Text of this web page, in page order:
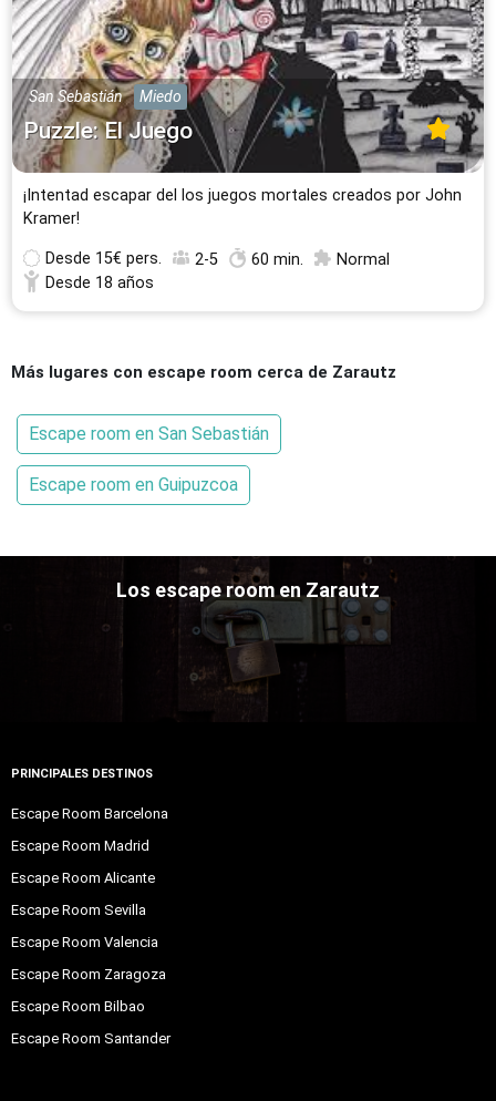
San Sebastián Miedo
Puzzle: El Juego
¡Intentad escapar del los juegos mortales creados por John
Kramer!
Desde 15€ pers. 2-5 60 min.
Normal
Desde 18 años
Más lugares con escape room cerca de Zarautz
Escape room en San Sebastián
Escape room en Guipuzcoa
Los escape room en Zarautz
PRINCIPALES DESTINOS
Escape Room Barcelona
Escape Room Madrid
Escape Room Alicante
Escape Room Sevilla
Escape Room Valencia
Escape Room Zaragoza
Escape Room Bilbao
Escape Room Santander